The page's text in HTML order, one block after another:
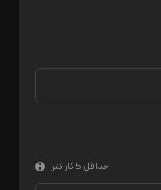
حداقل 5 کاراکتر